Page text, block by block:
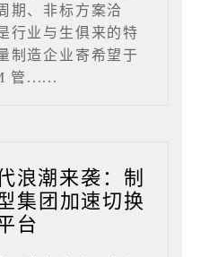
期、非标方案洽
行业与生俱来的特
制造企业寄希望于
管......
浪潮来袭：制
集团加速切换
台